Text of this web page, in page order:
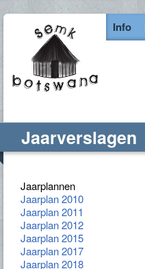
Info
Jaarverslagen
Jaarplannen
Jaarplan 2010
Jaarplan 2011
Jaarplan 2012
Jaarplan 2015
Jaarplan 2017
Jaarplan 2018